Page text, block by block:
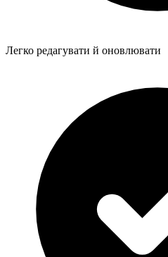
Легко редагувати й оновлювати